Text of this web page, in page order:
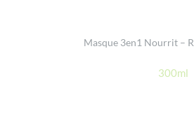
Masque 3en1 Nourrit –
300ml